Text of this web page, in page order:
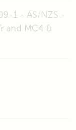
1 - AS/NZS -
and MC4 &